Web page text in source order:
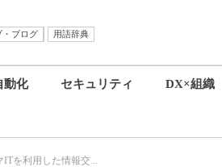
・ブログ
用語辞典
動化 セキュリティ DX×組織
ITを利用した情報交...